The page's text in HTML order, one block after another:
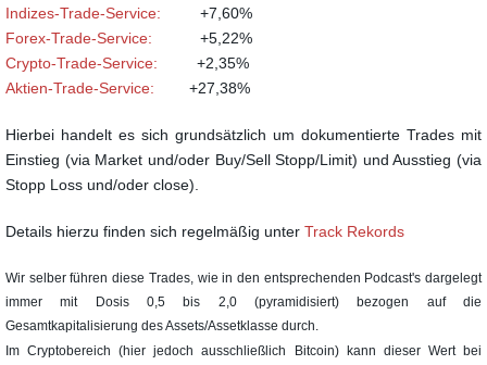
Indizes-Trade-Service: +7,60%
Forex-Trade-Service:
+5,22%
Crypto-Trade-Service: +2,35%
Aktien-Trade-Service: +27,38%
Hierbei handelt es sich grundsätzlich um dokumentierte Trades mit
Einstieg (via Market und/oder Buy/Sell Stopp/Limit) und Ausstieg (via
Stopp Loss und/oder close).
Details hierzu finden sich regelmäßig unter Track Rekords
Wir selber führen diese Trades, wie in den entsprechenden Podcast's dargelegt
immer mit Dosis 0,5 bis 2,0 (pyramidisiert) bezogen auf die
Gesamtkapitalisierung des Assets/Assetklasse durch.
Im Cryptobereich (hier jedoch ausschließlich Bitcoin) kann dieser Wert bei